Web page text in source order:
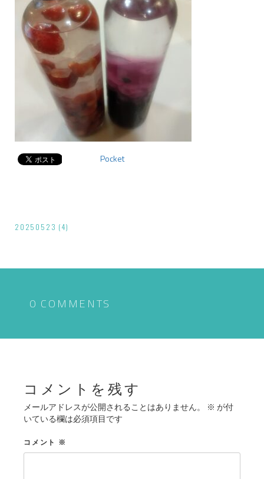
Pocket
投
ナ
シ
20250523 (4)
0 COMMENTS
コメントを残す
メールアドレスが公開されることはありません。 ※ が付
いている欄は必須項目です
コメント ※